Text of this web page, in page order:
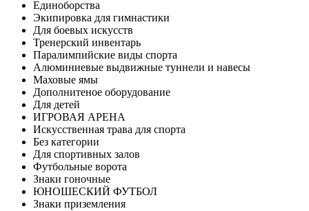
Единоборства
Экипировка для гимнастики
Для боевых искусств
Тренерский инвентарь
Паралимпийские виды спорта
Алюминиевые выдвижные туннели и навесы
Маховые ямы
Дополнитеное оборудование
Для детей
ИГРОВАЯ АРЕНА
Искусственная трава для спорта
Без категории
Для спортивных залов
Футбольные ворота
Знаки гоночные
ЮНОШЕСКИЙ ФУТБОЛ
Знаки приземления